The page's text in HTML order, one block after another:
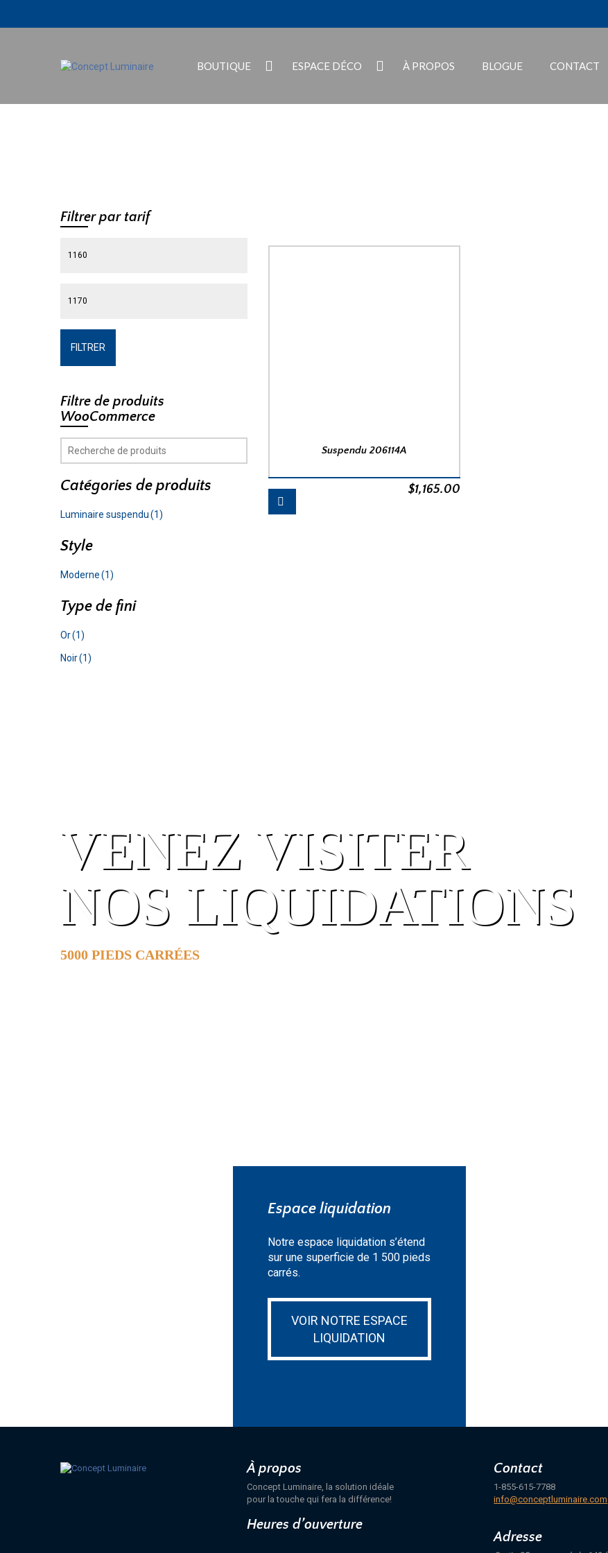
BOUTIQUE ESPACE DÉCO À PROPOS BLOGUE CONTACT
Filtrer par tarif
FILTRER
Filtre de produits
WooCommerce
Catégories de produits
Luminaire suspendu(1)
Style
Moderne(1)
Type de fini
Or(1)
Noir(1)
Suspendu 206114A
$1,165.00
VENEZ VISITER
NOS LIQUIDATIONS
5000 PIEDS CARRÉES
Espace liquidation
Notre espace liquidation s’étend
sur une superficie de 1 500 pieds
carrés.
VOIR NOTRE ESPACE
LIQUIDATION
À propos
Concept Luminaire, la solution idéale
pour la touche qui fera la différence!
Heures d’ouverture
Contact
1-855-615-7788
info@conceptluminaire.com
Adresse